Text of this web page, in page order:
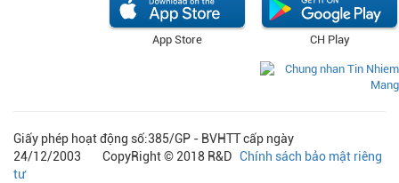
CH Play
App Store
Giấy phép hoạt động số:385/GP - BVHTT cấp ngày
24/12/2003 CopyRight © 2018 R&D Chính sách bảo mật riêng
tư